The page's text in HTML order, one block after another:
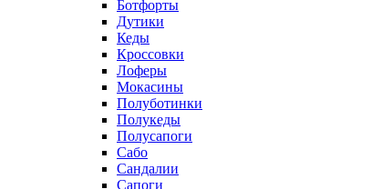
Ботфорты
Дутики
Кеды
Кроссовки
Лоферы
Мокасины
Полуботинки
Полукеды
Полусапоги
Сабо
Сандалии
Сапоги